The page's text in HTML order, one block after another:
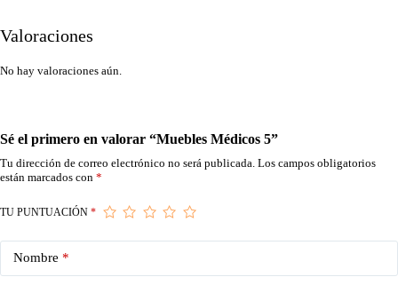
Valoraciones
No hay valoraciones aún.
Sé el primero en valorar “Muebles Médicos 5”
Tu dirección de correo electrónico no será publicada. Los campos obligatorios
están marcados con *
TU PUNTUACIÓN *
Nombre *